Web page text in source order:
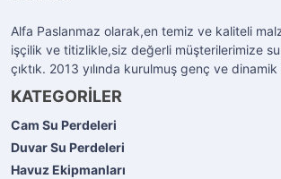
Alfa Paslanmaz olarak,en temiz ve kaliteli
işçilik ve titizlikle,siz değerli müşterilerimize
çıktık. 2013 yılında kurulmuş genç ve
KATEGORİLER
Cam Su Perdeleri
Duvar Su Perdeleri
Havuz Ekipmanları